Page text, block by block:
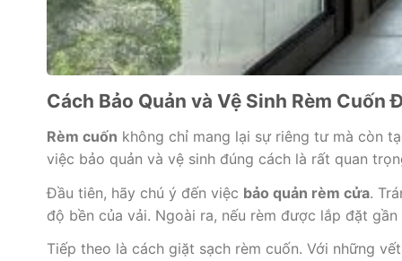
Cách Bảo Quản và Vệ Sinh Rèm Cuốn
Rèm cuốn không chỉ mang lại sự riêng tư mà còn
việc bảo quản và vệ sinh đúng cách là rất quan
Đầu tiên, hãy chú ý đến việc bảo quản rèm cửa.
độ bền của vải. Ngoài ra, nếu rèm được lắp đặt
Tiếp theo là cách giặt sạch rèm cuốn. Với những